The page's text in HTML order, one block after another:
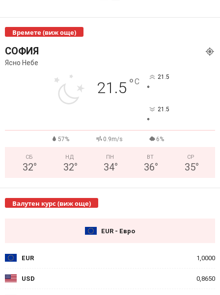
Времете (виж още)
СОФИЯ
Ясно Небе
21.5 °C 21.5
°
21.5
°
57% 0.9m/s 6%
СБ
32°
НД
32°
ПН
34°
ВТ
36°
СР
35°
Валутен курс (виж още)
EUR - Евро
EUR 1,0000
USD 0,8650